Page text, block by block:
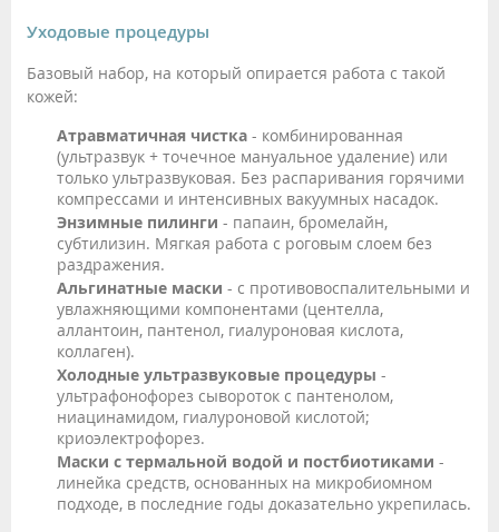
Уходовые процедуры
Базовый набор, на который опирается работа с такой
кожей:
Атравматичная чистка - комбинированная
(ультразвук + точечное мануальное удаление) или
только ультразвуковая. Без распаривания горячими
компрессами и интенсивных вакуумных насадок.
Энзимные пилинги - папаин, бромелайн,
субтилизин. Мягкая работа с роговым слоем без
раздражения.
Альгинатные маски - с противовоспалительными и
увлажняющими компонентами (центелла,
аллантоин, пантенол, гиалуроновая кислота,
коллаген).
Холодные ультразвуковые процедуры -
ультрафонофорез сывороток с пантенолом,
ниацинамидом, гиалуроновой кислотой;
криоэлектрофорез.
Маски с термальной водой и постбиотиками -
линейка средств, основанных на микробиомном
подходе, в последние годы доказательно укрепилась.